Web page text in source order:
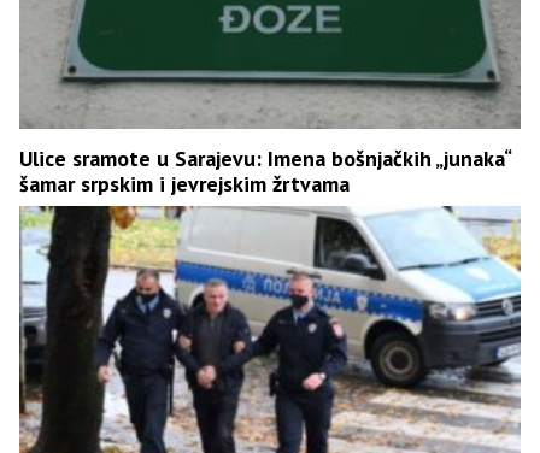
Ulice sramote u Sarajevu: Imena bošnjačkih „junaka“
šamar srpskim i jevrejskim žrtvama